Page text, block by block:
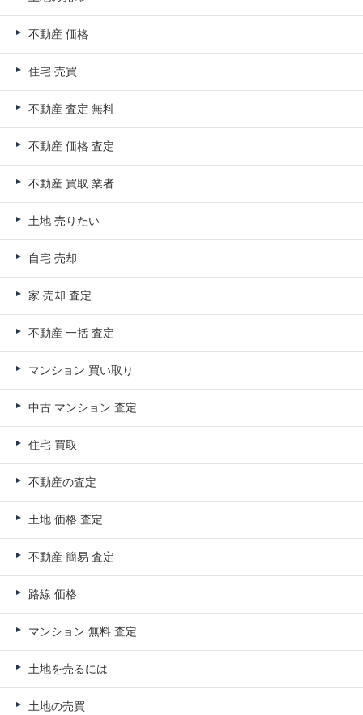
不動産 価格
住宅 売買
不動産 査定 無料
不動産 価格 査定
不動産 買取 業者
土地 売りたい
自宅 売却
家 売却 査定
不動産 一括 査定
マンション 買い取り
中古 マンション 査定
住宅 買取
不動産の査定
土地 価格 査定
不動産 簡易 査定
路線 価格
マンション 無料 査定
土地を売るには
土地の売買